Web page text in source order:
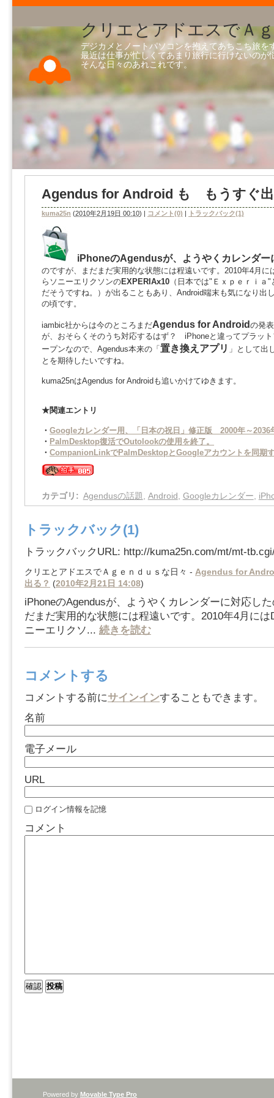
クリエとアドエスでＡ
デジカメとノートパソコンを抱えてあちこち旅を
最近は仕事が忙しくてあまり旅行に行けないのが
そんな日々のあれこれです。 ※コ
Agendus for Android も もうすぐ
kuma25n (2010年2月19日 00:10) | コメント(0) | トラックバック(1)
iPhoneのAgendusが、ようやくカレンダー
のですが、まだまだ実用的な状態には程遠いです。2010年4月に
らソニーエリクソンのEXPERIAx10 （日本では"Ｅｘｐｅｒｉａ
だそうですね。）が出ることもあり、Android端末も気になり出
の頃です。
iambic社からは今のところまだAgendus for Androidの発
が、おそらくそのうち対応するはず？ iPhoneと違ってプラッ
ープンなので、Agendus本来の「置き換えアプリ 」として出
とを期待したいですね。
kuma25nはAgendus for Androidも追いかけてゆきます。
★関連エントリ
・ Googleカレンダー用、「日本の祝日」修正版 2000年～2036
・ PalmDesktop復活でOutolookの使用を終了。
・ CompanionLinkでPalmDesktopとGoogleアカウントを同期
カテゴリ : Agendusの話題, Android, Googleカレンダー,
トラックバック(1)
トラックバックURL: http://kuma25n.com/mt/mt-
クリエとアドエスでＡｇｅｎｄｕｓな日々 - Agendus for
出る？ (2010年2月21日 14:08)
iPhoneのAgendusが、ようやくカレンダーに対応し
だまだ実用的な状態には程遠いです。2010年4月には
ニーエリクソ... 続きを読む
コメントする
コメントする前にサインインすることもできます。
名前
電子メール
URL
ログイン情報を記憶
コメント
Powered by Movable Type Pro